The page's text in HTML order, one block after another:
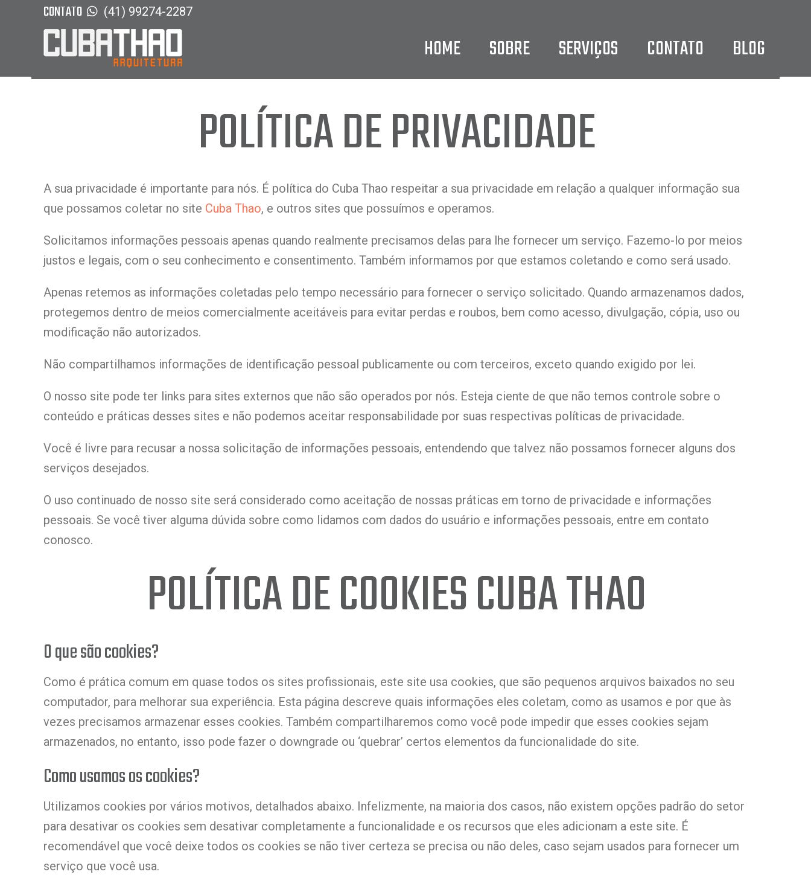
CONTATO (41) 99274-2287
HOME SOBRE SERVIÇOS CONTATO BLOG
POLÍTICA DE PRIVACIDADE
A sua privacidade é importante para nós. É política do Cuba Thao respeitar a sua privacidade em relação a qualquer informação sua
que possamos coletar no site Cuba Thao, e outros sites que possuímos e operamos.
Solicitamos informações pessoais apenas quando realmente precisamos delas para lhe fornecer um serviço. Fazemo-lo por meios
justos e legais, com o seu conhecimento e consentimento. Também informamos por que estamos coletando e como será usado.
Apenas retemos as informações coletadas pelo tempo necessário para fornecer o serviço solicitado. Quando armazenamos dados,
protegemos dentro de meios comercialmente aceitáveis ​​para evitar perdas e roubos, bem como acesso, divulgação, cópia, uso ou
modificação não autorizados.
Não compartilhamos informações de identificação pessoal publicamente ou com terceiros, exceto quando exigido por lei.
O nosso site pode ter links para sites externos que não são operados por nós. Esteja ciente de que não temos controle sobre o
conteúdo e práticas desses sites e não podemos aceitar responsabilidade por suas respectivas políticas de privacidade.
Você é livre para recusar a nossa solicitação de informações pessoais, entendendo que talvez não possamos fornecer alguns dos
serviços desejados.
O uso continuado de nosso site será considerado como aceitação de nossas práticas em torno de privacidade e informações
pessoais. Se você tiver alguma dúvida sobre como lidamos com dados do usuário e informações pessoais, entre em contato
conosco.
POLÍTICA DE COOKIES CUBA THAO
O que são cookies?
Como é prática comum em quase todos os sites profissionais, este site usa cookies, que são pequenos arquivos baixados no seu
computador, para melhorar sua experiência. Esta página descreve quais informações eles coletam, como as usamos e por que às
vezes precisamos armazenar esses cookies. Também compartilharemos como você pode impedir que esses cookies sejam
armazenados, no entanto, isso pode fazer o downgrade ou ‘quebrar’ certos elementos da funcionalidade do site.
Como usamos os cookies?
Utilizamos cookies por vários motivos, detalhados abaixo. Infelizmente, na maioria dos casos, não existem opções padrão do setor
para desativar os cookies sem desativar completamente a funcionalidade e os recursos que eles adicionam a este site. É
recomendável que você deixe todos os cookies se não tiver certeza se precisa ou não deles, caso sejam usados ​​para fornecer um
serviço que você usa.